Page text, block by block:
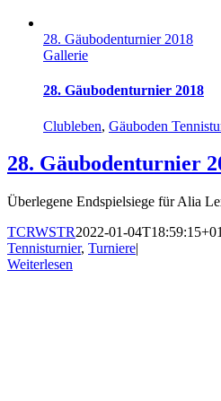
28. Gäubodenturnier 2018
Gallerie
28. Gäubodenturnier 2018
Clubleben, Gäuboden
28. Gäubodenturnier
Überlegene Endspielsiege für Alia
TCRWSTR2022-01-
Tennisturnier, Turniere|
Weiterlesen